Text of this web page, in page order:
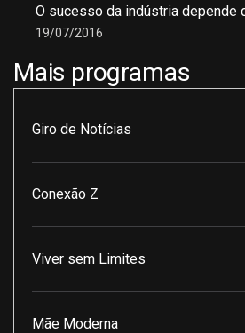
O sucesso da indústria depende
19/07/2016
Mais programas
Giro de Notícias
Conexão Z
Viver sem Limites
Mãe Moderna